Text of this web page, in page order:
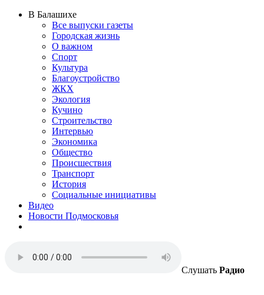
В Балашихе
Все выпуски газеты
Городская жизнь
О важном
Спорт
Культура
Благоустройство
ЖКХ
Экология
Кучино
Строительство
Интервью
Экономика
Общество
Происшествия
Транспорт
История
Социальные инициативы
Видео
Новости Подмосковья
Слушать Радио